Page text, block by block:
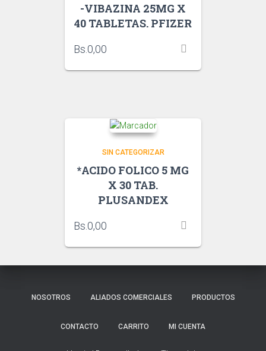
-VIBAZINA 25MG X
40 TABLETAS. PFIZER
Bs. 0,00
SIN CATEGORIZAR
*ACIDO FOLICO 5 MG
X 30 TAB.
PLUSANDEX
Bs. 0,00
NOSOTROS ALIADOS COMERCIALES PRODUCTOS
CONTACTO CARRITO MI CUENTA